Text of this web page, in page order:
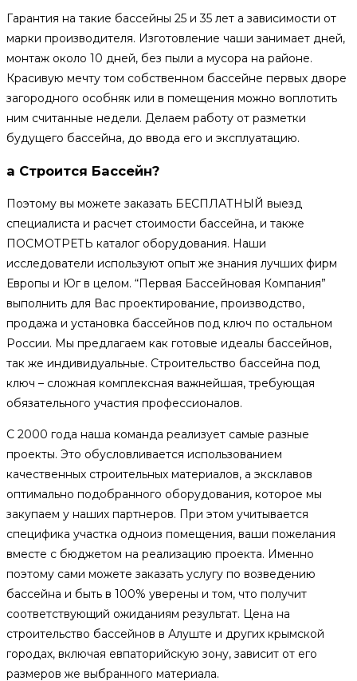
Гарантия на такие бассейны 25 и 35 лет а зависимости от
марки производителя. Изготовление чаши занимает дней,
монтаж около 10 дней, без пыли а мусора на районе.
Красивую мечту том собственном бассейне первых дворе
загородного особняк или в помещения можно воплотить
ним считанные недели. Делаем работу от разметки
будущего бассейна, до ввода его и эксплуатацию.
а Строится Бассейн?
Поэтому вы можете заказать БЕСПЛАТНЫЙ выезд
специалиста и расчет стоимости бассейна, и также
ПОСМОТРЕТЬ каталог оборудования. Наши
исследователи используют опыт же знания лучших фирм
Европы и Юг в целом. “Первая Бассейновая Компания”
выполнить для Вас проектирование, производство,
продажа и установка бассейнов под ключ по остальном
России. Мы предлагаем как готовые идеалы бассейнов,
так же индивидуальные. Строительство бассейна под
ключ – сложная комплексная важнейшая, требующая
обязательного участия профессионалов.
С 2000 года наша команда реализует самые разные
проекты. Это обусловливается использованием
качественных строительных материалов, а эксклавов
оптимально подобранного оборудования, которое мы
закупаем у наших партнеров. При этом учитывается
специфика участка одноиз помещения, ваши пожелания
вместе с бюджетом на реализацию проекта. Именно
поэтому сами можете заказать услугу по возведению
бассейна и быть в 100% уверены и том, что получит
соответствующий ожиданиям результат. Цена на
строительство бассейнов в Алуште и других крымской
городах, включая евпаторийскую зону, зависит от его
размеров же выбранного материала.